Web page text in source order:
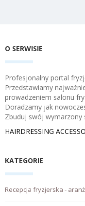
O SERWISIE
Profesjonalny portal
Przedstawiamy
prowadzeniem salonu
Doradzamy jak
Zbuduj swój wymarzony
HAIRDRESSING
KATEGORIE
Recepcja fryzjerska -